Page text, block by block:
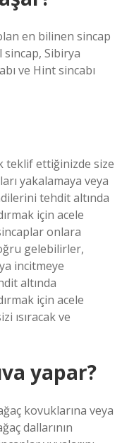
en bilinen sincap
sincap, Sibirya
ve Hint sincabı
teklif ettiğinizde size
yakalamaya veya
tehdit altında
için acele
onlara
gelebilirler,
incitmeye
altında
için acele
ısıracak ve
yapar?
kovuklarına veya
dallarının